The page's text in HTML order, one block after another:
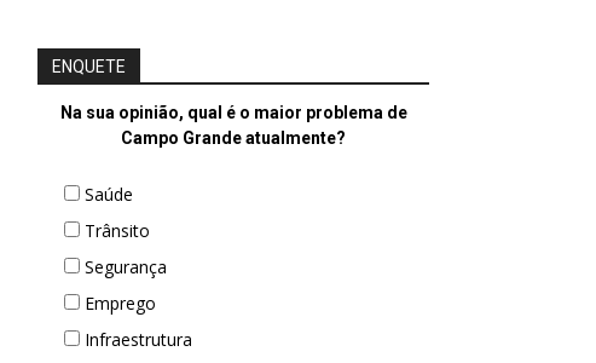
ENQUETE
Na sua opinião, qual é o maior problema de
Campo Grande atualmente?
Saúde
Trânsito
Segurança
Emprego
Infraestrutura